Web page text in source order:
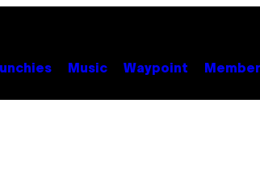
Music Waypoint